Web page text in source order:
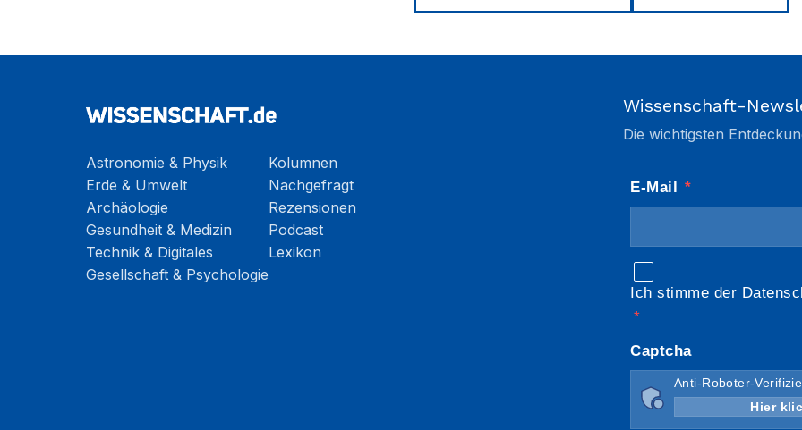
Astronomie & Physik
Erde & Umwelt
Archäologie
Gesundheit & Medizin
Technik & Digitales
Gesellschaft & Psychologie
Kolumnen
Nachgefragt
Rezensionen
Podcast
Lexikon
Wissenschaft-
Die wichtigsten